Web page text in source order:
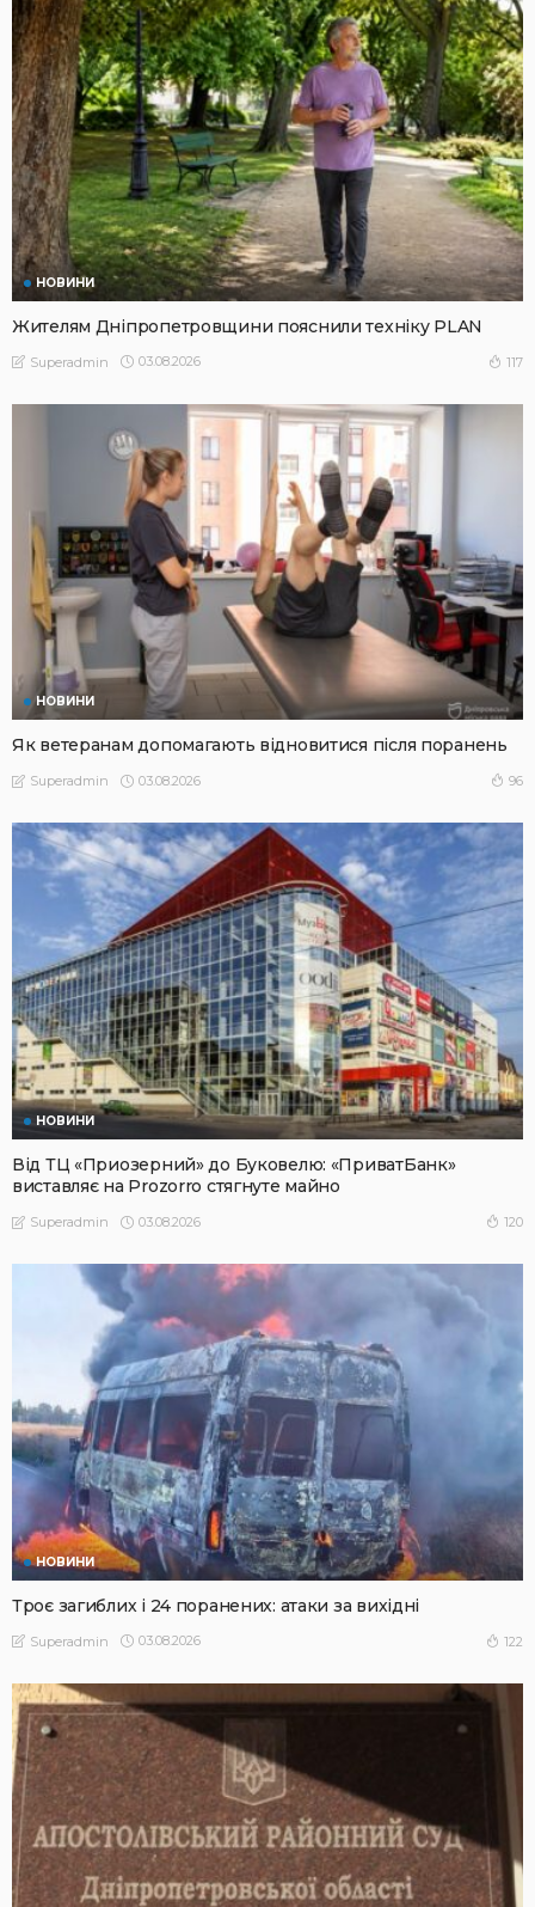
НОВИНИ
Жителям Дніпропетровщини пояснили техніку PLAN
Superadmin 03.08.2026 117
НОВИНИ
Як ветеранам допомагають відновитися після поранень
Superadmin 03.08.2026 96
НОВИНИ
Від ТЦ «Приозерний» до Буковелю: «ПриватБанк»
виставляє на Prozorro стягнуте майно
Superadmin 03.08.2026 120
НОВИНИ
Троє загиблих і 24 поранених: атаки за вихідні
Superadmin 03.08.2026 122